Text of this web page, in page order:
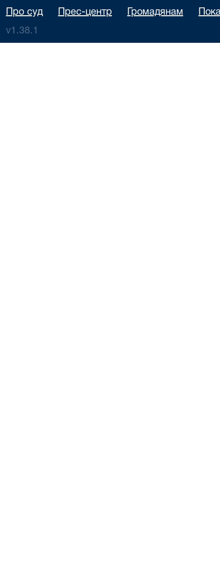
Про суд Прес-центр Громадянам
v1.38.1